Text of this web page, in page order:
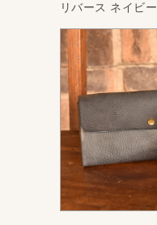
リバース ネイビー